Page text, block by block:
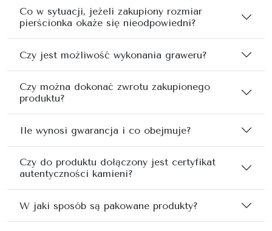
Co w sytuacji, jeżeli zakupiony rozmiar
pierścionka okaże się nieodpowiedni?
Czy jest możliwość wykonania graweru?
Czy można dokonać zwrotu zakupionego
produktu?
Ile wynosi gwarancja i co obejmuje?
Czy do produktu dołączony jest certyfikat
autentyczności kamieni?
W jaki sposób są pakowane produkty?